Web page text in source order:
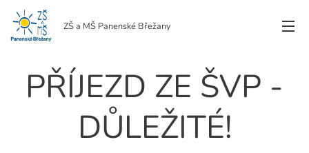
ZŠ a MŠ Panenské Břežany
PŘÍJEZD ZE ŠVP -
DŮLEŽITÉ!